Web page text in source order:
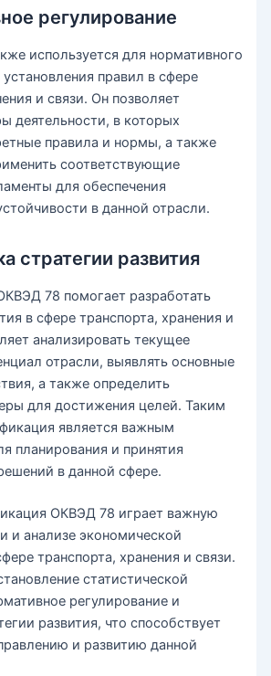
регулирование
используется для нормативного
правил в сфере
и связи. Он позволяет
деятельности, в которых
правила и нормы, а также
соответствующие
для обеспечения
в данной отрасли.
стратегии развития
78 помогает разработать
в сфере транспорта, хранения и
анализировать текущее
отрасли, выявлять основные
а также определить
для достижения целей. Таким
является важным
планирования и принятия
в данной сфере.
ОКВЭД 78 играет важную
и анализе экономической
транспорта, хранения и связи.
статистической
регулирование и
развития, что способствует
и развитию данной